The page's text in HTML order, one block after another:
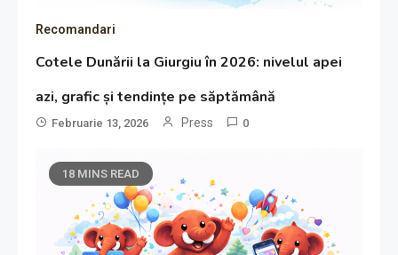
Recomandari
Cotele Dunării la Giurgiu în 2026: nivelul apei
azi, grafic și tendințe pe săptămână
Februarie 13, 2026 Press 0
18 MINS READ